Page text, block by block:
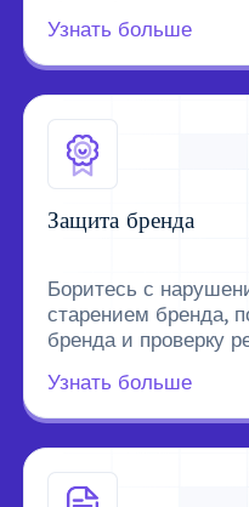
Узнать больше
Защита бренда
Боритесь с
старением бренда,
бренда и проверку
Узнать больше